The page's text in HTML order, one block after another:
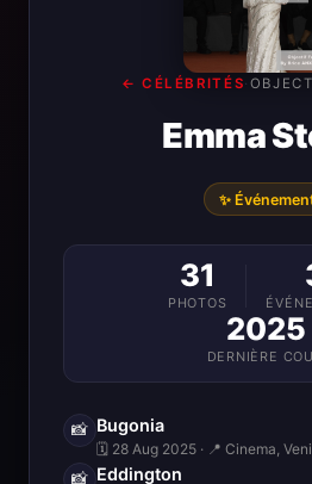
← CÉLÉBRITÉS·
Emma
✨
31
PHOTOS
2025
DERNIÈRE
📸 Bugonia
🗓 28 Aug 2025 · 📍 Cinema,
📸 Eddington